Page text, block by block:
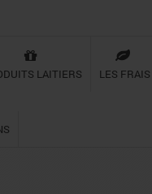
LAITIERS LES FRAIS